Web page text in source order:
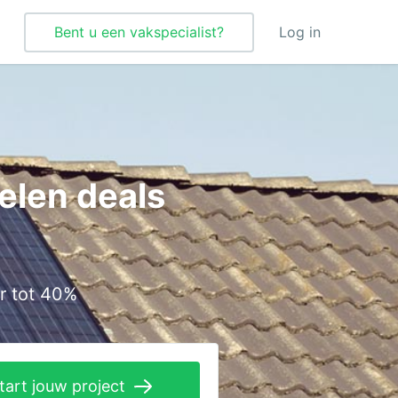
Bent u een vakspecialist? Log in
Vochtbestrijding
Warmtepomp
Zonnepanelen
Zonwering
deals
tot 40%
jouw project